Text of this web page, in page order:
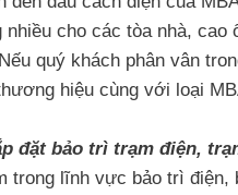
cho các tòa nhà,
quý khách phân vân
hiệu cùng với loại
đặt bảo trì trạm điện,
trong lĩnh vực bảo trì